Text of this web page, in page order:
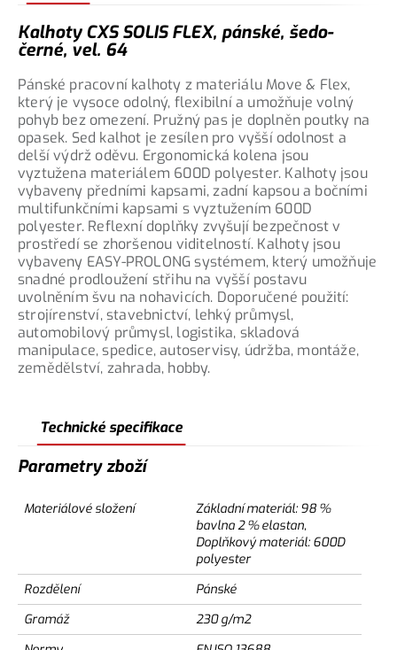
Kalhoty CXS SOLIS FLEX, pánské, šedo-
černé, vel. 64
Pánské pracovní kalhoty z materiálu Move & Flex,
který je vysoce odolný, flexibilní a umožňuje volný
pohyb bez omezení. Pružný pas je doplněn poutky na
opasek. Sed kalhot je zesílen pro vyšší odolnost a
delší výdrž oděvu. Ergonomická kolena jsou
vyztužena materiálem 600D polyester. Kalhoty jsou
vybaveny předními kapsami, zadní kapsou a bočními
multifunkčními kapsami s vyztužením 600D
polyester. Reflexní doplňky zvyšují bezpečnost v
prostředí se zhoršenou viditelností. Kalhoty jsou
vybaveny EASY-PROLONG systémem, který umožňuje
snadné prodloužení střihu na vyšší postavu
uvolněním švu na nohavicích. Doporučené použití:
strojírenství, stavebnictví, lehký průmysl,
automobilový průmysl, logistika, skladová
manipulace, spedice, autoservisy, údržba, montáže,
zemědělství, zahrada, hobby.
Technické specifikace
Parametry zboží
Materiálové složení
Základní materiál: 98 %
bavlna 2 % elastan,
Doplňkový materiál: 600D
polyester
Rozdělení
Pánské
Gramáž
230 g/m2